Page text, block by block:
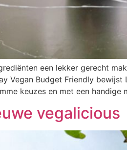
een lekker gerecht
Vegan Budget Friendly
keuzes en met een
vegalicious